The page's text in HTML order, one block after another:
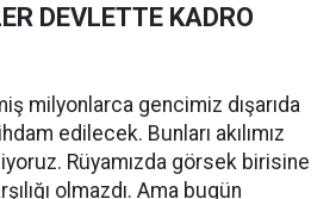
DEVLETTE KADRO
milyonlarca gencimiz dışarıda
edilecek. Bunları akılımız
Rüyamızda görsek birisine
olmazdı. Ama bugün